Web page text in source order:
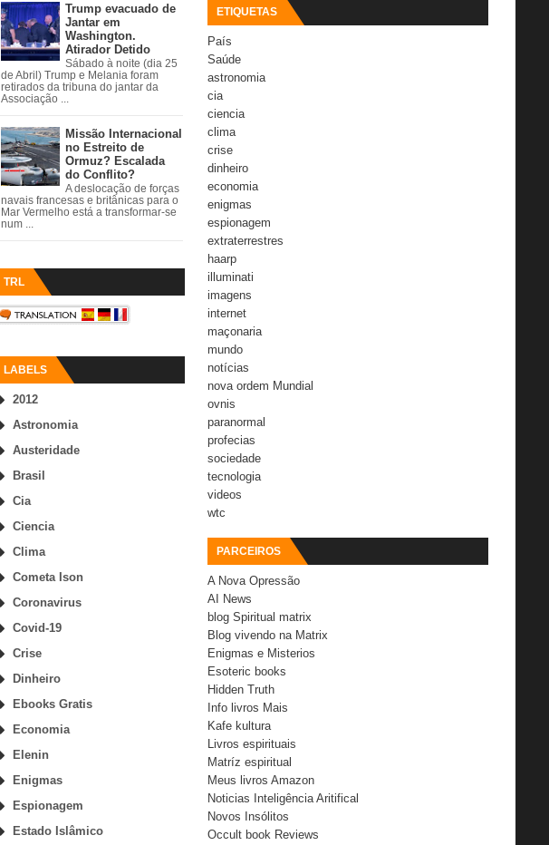
Trump evacuado de
Jantar em
Washington.
Atirador Detido
Sábado à noite (dia 25
de Abril) Trump e Melania foram
retirados da tribuna do jantar da
Associação ...
Missão Internacional
no Estreito de
Ormuz? Escalada
do Conflito?
A deslocação de forças
navais francesas e britânicas para o
Mar Vermelho está a transformar-se
num ...
TRL
LABELS
2012
Astronomia
Austeridade
Brasil
Cia
Ciencia
Clima
Cometa Ison
Coronavirus
Covid-19
Crise
Dinheiro
Ebooks Gratis
Economia
Elenin
Enigmas
Espionagem
Estado Islâmico
ETIQUETAS
País
Saúde
astronomia
cia
ciencia
clima
crise
dinheiro
economia
enigmas
espionagem
extraterrestres
haarp
illuminati
imagens
internet
maçonaria
mundo
notícias
nova ordem Mundial
ovnis
paranormal
profecias
sociedade
tecnologia
videos
wtc
PARCEIROS
A Nova Opressão
AI News
blog Spiritual matrix
Blog vivendo na Matrix
Enigmas e Misterios
Esoteric books
Hidden Truth
Info livros Mais
Kafe kultura
Livros espirituais
Matríz espiritual
Meus livros Amazon
Noticias Inteligência Aritifical
Novos Insólitos
Occult book Reviews